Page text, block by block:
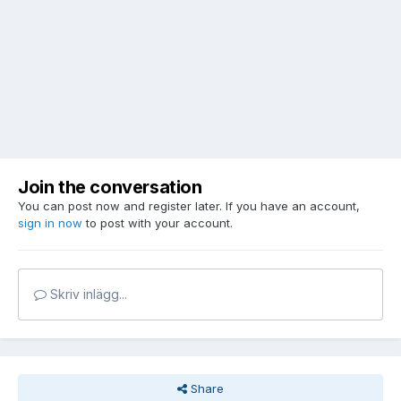
Join the conversation
You can post now and register later. If you have an account,
sign in now to post with your account.
Skriv inlägg...
Share